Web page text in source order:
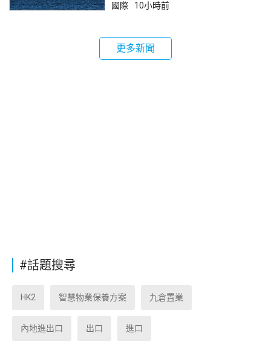
國際 10小時前
更多新聞
#話題搜尋
HK2 智慧物業保養方案 九倉置業
內地進出口 出口 進口